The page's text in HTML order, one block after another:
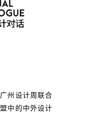
州设计周联合
中的中外设计